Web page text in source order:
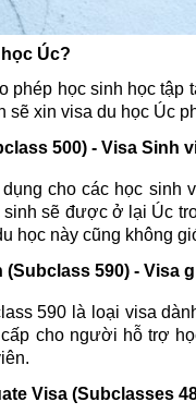
Úc?
phép học sinh học tập
sẽ xin visa du học Úc
500) - Visa Sinh
cho các học sinh
sẽ được ở lại Úc
học này cũng không
(Subclass 590) - Visa
590 là loại visa
cho người hỗ trợ
Visa (Subclasses